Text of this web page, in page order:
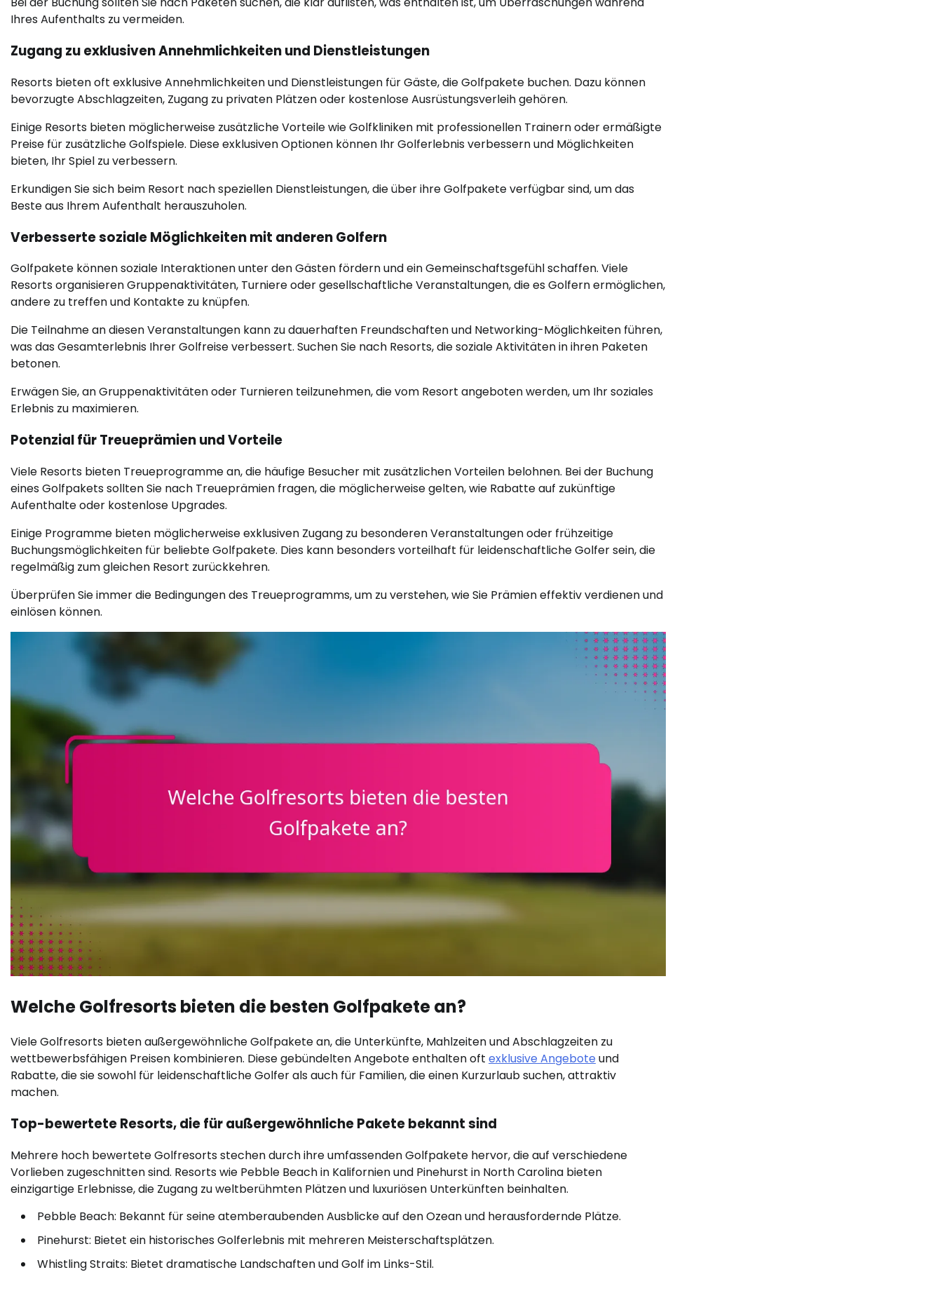
Ihres Aufenthalts zu vermeiden.
Zugang zu exklusiven Annehmlichkeiten und Dienstleistungen
Resorts bieten oft exklusive Annehmlichkeiten und Dienstleistungen für Gäste, die Golfpakete buchen. Dazu können
bevorzugte Abschlagzeiten, Zugang zu privaten Plätzen oder kostenlose Ausrüstungsverleih gehören.
Einige Resorts bieten möglicherweise zusätzliche Vorteile wie Golfkliniken mit professionellen Trainern oder ermäßigte
Preise für zusätzliche Golfspiele. Diese exklusiven Optionen können Ihr Golferlebnis verbessern und Möglichkeiten
bieten, Ihr Spiel zu verbessern.
Erkundigen Sie sich beim Resort nach speziellen Dienstleistungen, die über ihre Golfpakete verfügbar sind, um das
Beste aus Ihrem Aufenthalt herauszuholen.
Verbesserte soziale Möglichkeiten mit anderen Golfern
Golfpakete können soziale Interaktionen unter den Gästen fördern und ein Gemeinschaftsgefühl schaffen. Viele
Resorts organisieren Gruppenaktivitäten, Turniere oder gesellschaftliche Veranstaltungen, die es Golfern ermöglichen,
andere zu treffen und Kontakte zu knüpfen.
Die Teilnahme an diesen Veranstaltungen kann zu dauerhaften Freundschaften und Networking-Möglichkeiten führen,
was das Gesamterlebnis Ihrer Golfreise verbessert. Suchen Sie nach Resorts, die soziale Aktivitäten in ihren Paketen
betonen.
Erwägen Sie, an Gruppenaktivitäten oder Turnieren teilzunehmen, die vom Resort angeboten werden, um Ihr soziales
Erlebnis zu maximieren.
Potenzial für Treueprämien und Vorteile
Viele Resorts bieten Treueprogramme an, die häufige Besucher mit zusätzlichen Vorteilen belohnen. Bei der Buchung
eines Golfpakets sollten Sie nach Treueprämien fragen, die möglicherweise gelten, wie Rabatte auf zukünftige
Aufenthalte oder kostenlose Upgrades.
Einige Programme bieten möglicherweise exklusiven Zugang zu besonderen Veranstaltungen oder frühzeitige
Buchungsmöglichkeiten für beliebte Golfpakete. Dies kann besonders vorteilhaft für leidenschaftliche Golfer sein, die
regelmäßig zum gleichen Resort zurückkehren.
Überprüfen Sie immer die Bedingungen des Treueprogramms, um zu verstehen, wie Sie Prämien effektiv verdienen und
einlösen können.
Welche Golfresorts bieten die besten Golfpakete an?
Viele Golfresorts bieten außergewöhnliche Golfpakete an, die Unterkünfte, Mahlzeiten und Abschlagzeiten zu
wettbewerbsfähigen Preisen kombinieren. Diese gebündelten Angebote enthalten oft exklusive Angebote und
Rabatte, die sie sowohl für leidenschaftliche Golfer als auch für Familien, die einen Kurzurlaub suchen, attraktiv
machen.
Top-bewertete Resorts, die für außergewöhnliche Pakete bekannt sind
Mehrere hoch bewertete Golfresorts stechen durch ihre umfassenden Golfpakete hervor, die auf verschiedene
Vorlieben zugeschnitten sind. Resorts wie Pebble Beach in Kalifornien und Pinehurst in North Carolina bieten
einzigartige Erlebnisse, die Zugang zu weltberühmten Plätzen und luxuriösen Unterkünften beinhalten.
Pebble Beach: Bekannt für seine atemberaubenden Ausblicke auf den Ozean und herausfordernde Plätze.
Pinehurst: Bietet ein historisches Golferlebnis mit mehreren Meisterschaftsplätzen.
Whistling Straits: Bietet dramatische Landschaften und Golf im Links-Stil.